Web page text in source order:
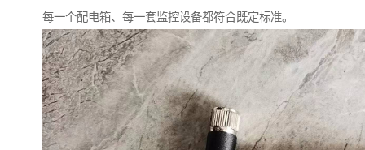
每一个配电箱、每一套监控设备都符合既定标准。